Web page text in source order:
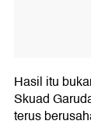
Hasil itu
Skuad
terus